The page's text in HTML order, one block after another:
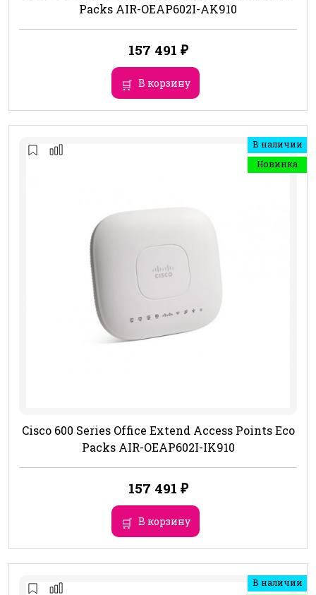
Packs AIR-OEAP602I-AK910
157 491 ₽
В корзину
В наличии
Новинка
Cisco 600 Series Office Extend Access Points Eco
Packs AIR-OEAP602I-IK910
157 491 ₽
В корзину
В наличии